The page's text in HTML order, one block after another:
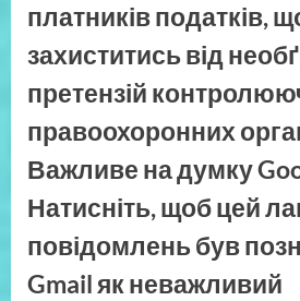
праці
та
18.03.2026р.
з
актуальних
питань
оподаткування,
погашення
податкового
боргу
,
авансових
внесків
з
податку
прибуток
платників податків,
захиститись від
претензій
правоохоронних
Важливе на думку
Натисніть, щоб цей
повідомлень був
Gmail як неважливий